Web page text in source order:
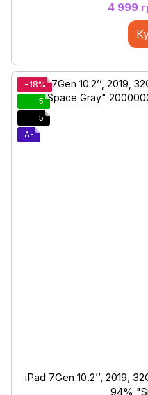
4 999
−18%
5
5
A-
iPad 7Gen 10.2’’, 2019,
94%